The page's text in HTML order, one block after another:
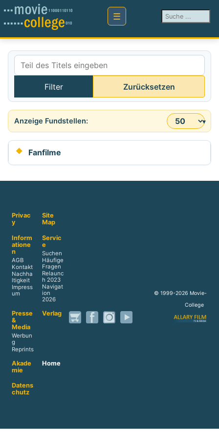
Suchen ...
Teil des Titels eingeben
Filter Zurücksetzen
Anzeige #
Fanfilme
Privac
y
Site
Map
Inform
atione
n
AGB
Kontakt
Nachha
ltigkeit
Impress
um
Servic
e
Suchen
Häufige
Fragen
Relaunc
h 2023
Navigat
ion
2026
Presse
&
Media
Werbun
g
Reprints
Verlag
Akade
mie
Home
Datens
chutz
© 1999-2026 Movie-
College